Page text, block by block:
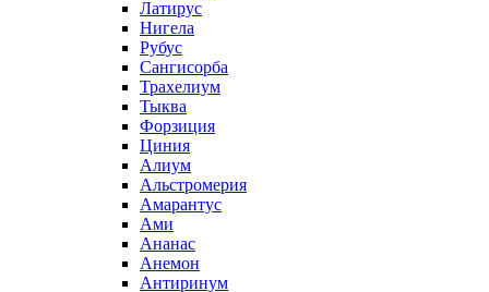
Латирус
Нигела
Рубус
Сангисорба
Трахелиум
Тыква
Форзиция
Циния
Алиум
Альстромерия
Амарантус
Ами
Ананас
Анемон
Антиринум